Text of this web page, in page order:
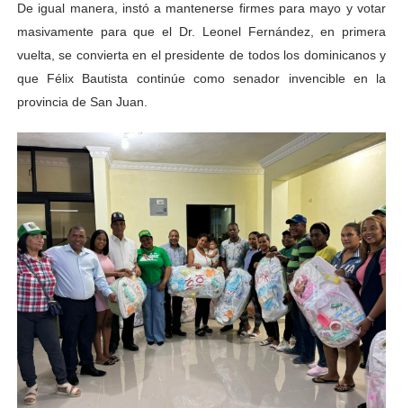
De igual manera, instó a mantenerse firmes para mayo y votar
masivamente para que el Dr. Leonel Fernández, en primera
vuelta, se convierta en el presidente de todos los dominicanos y
que Félix Bautista continúe como senador invencible en la
provincia de San Juan.